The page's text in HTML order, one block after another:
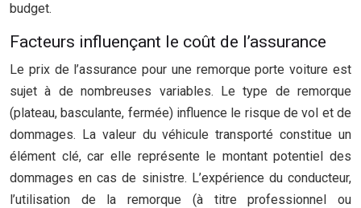
budget.
Facteurs influençant le coût de l’assurance
Le prix de l’assurance pour une remorque porte voiture est
sujet à de nombreuses variables. Le type de remorque
(plateau, basculante, fermée) influence le risque de vol et de
dommages. La valeur du véhicule transporté constitue un
élément clé, car elle représente le montant potentiel des
dommages en cas de sinistre. L’expérience du conducteur,
l’utilisation de la remorque (à titre professionnel ou